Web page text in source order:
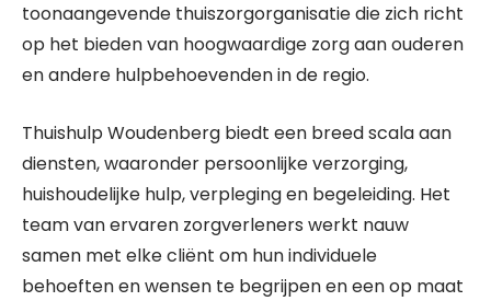
toonaangevende thuiszorgorganisatie die zich richt
op het bieden van hoogwaardige zorg aan ouderen
en andere hulpbehoevenden in de regio.
Thuishulp Woudenberg biedt een breed scala aan
diensten, waaronder persoonlijke verzorging,
huishoudelijke hulp, verpleging en begeleiding. Het
team van ervaren zorgverleners werkt nauw
samen met elke cliënt om hun individuele
behoeften en wensen te begrijpen en een op maat